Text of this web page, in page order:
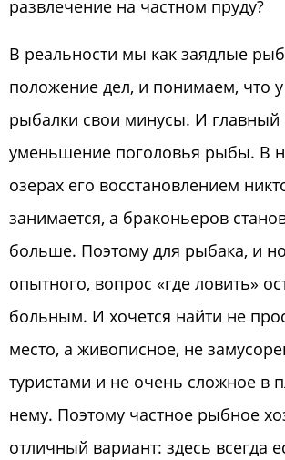
развлечение на частном пруду?
В реальности мы как заядлые
положение дел, и понимаем, что
рыбалки свои минусы. И главный
уменьшение поголовья рыбы. В
озерах его восстановлением
занимается, а браконьеров
больше. Поэтому для рыбака, и
опытного, вопрос «где ловить»
больным. И хочется найти не
место, а живописное, не
туристами и не очень сложное в
нему. Поэтому частное рыбное
отличный вариант: здесь всегда